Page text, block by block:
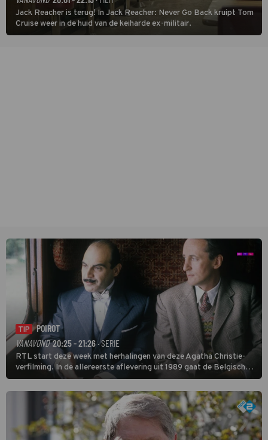
Jack Reacher is terug! In Jack Reacher: Never Go Back kruipt Tom
Cruise weer in de huid van de keiharde ex-militair.
TIP
POIROT
VANAVOND 20:25 - 21:26 · SERIE
RTL start deze week met herhalingen van deze Agatha Christie-
verfilming. In de allereerste aflevering uit 1989 gaat de Belgische
speurder op zoek naar een vermiste kok. Poirot raakt al snel
verwikkeld in een moordzaak. (HH)